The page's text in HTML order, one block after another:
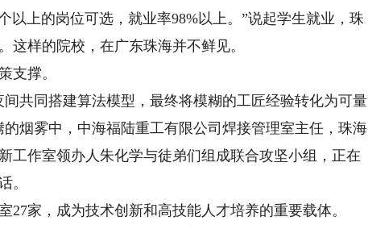
上的岗位可选，就业率98%以上。”说起学生就业，珠
这样的院校，在广东珠海并不鲜见。
撑。
同搭建算法模型，最终将模糊的工匠经验转化为可量
烟雾中，中海福陆重工有限公司焊接管理室主任，珠海
工作室领办人朱化学与徒弟们组成联合攻坚小组，正在
。
家，成为技术创新和高技能人才培养的重要载体。